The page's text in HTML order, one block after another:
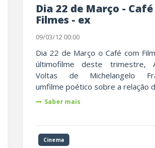
Dia 22 de Março - Café com
Filmes - ex
09/03/12 00:00
Dia 22 de Março o Café com
últimofilme deste trimestre,
Voltas de Michelangelo
umfilme poético sobre a relação
Saber mais
Cinema